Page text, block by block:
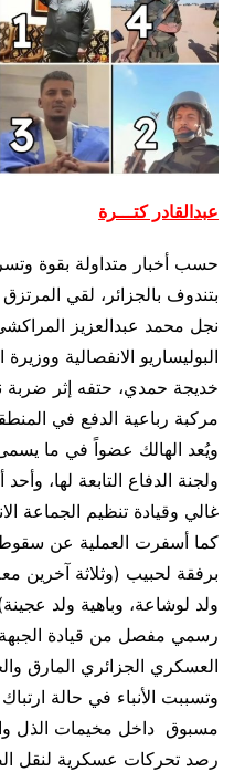
عبدالقادر كتـــرة
حسب أخبار متداولة بقوة
بتندوف بالجزائر، لقي
نجل محمد عبدالعزيز
البوليساريو الانفصالية ووزيرة
خديجة حمدي، حتفه إثر ضربة
مركبة رباعية الدفع في
​ويُعد الهالك عضواً في ما يسمى
ولجنة الدفاع التابعة لها،
غالي وقيادة تنظيم الجماعة
​كما أسفرت العملية عن
برفقة لحبيب (وثلاثة آخرين
ولد لوشاعة، وباهية ولد
رسمي مفصل من قيادة الجبهة
العسكري الجزائري المارق
​وتسببت الأنباء في حالة
مسبوق داخل مخيمات الذل
رصد تحركات عسكرية لنقل